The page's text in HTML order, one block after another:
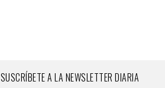
SUSCRÍBETE A LA NEWSLETTER DIARIA